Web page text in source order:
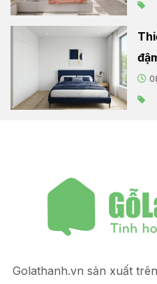
Golathanh.vn sản xuất